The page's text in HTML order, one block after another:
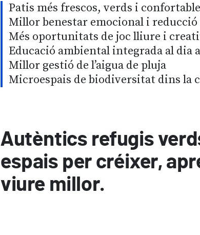
Patis més frescos, verds i
Millor benestar emocional i reducció
Més oportunitats de joc lliure i
Educació ambiental integrada al dia
Millor gestió de l’aigua de pluja
Microespais de biodiversitat dins la
Autèntics refugis
espais per créixer,
viure millor.